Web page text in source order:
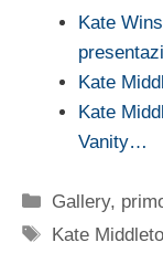
Kate
Kate
Kate
Vanity…
Categorie
Gallery,
Tag
Kate